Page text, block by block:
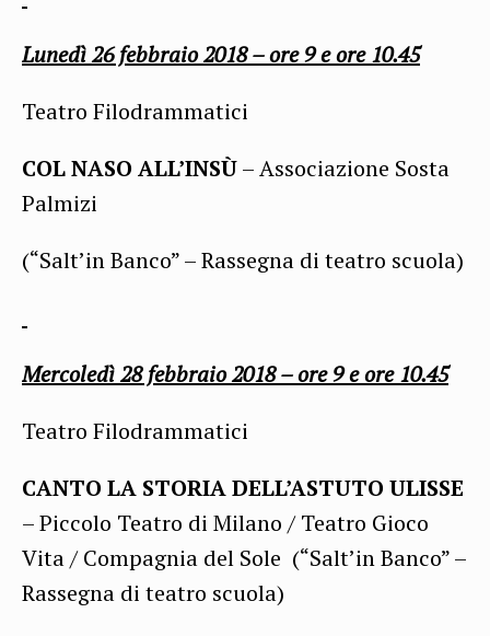
Lunedì 26 febbraio2018 – ore 9 e ore 10.45
Teatro Filodrammatici
COL NASO ALL’INSÙ– Associazione Sosta
Palmizi
(“Salt’in Banco” – Rassegna di teatro scuola)
Mercoledì 28 febbraio2018 – ore 9 e ore 10.45
Teatro Filodrammatici
CANTO LA STORIA DELL’ASTUTO ULISSE
– Piccolo Teatro di Milano / Teatro Gioco
Vita / Compagnia del Sole (“Salt’in Banco” –
Rassegna di teatro scuola)